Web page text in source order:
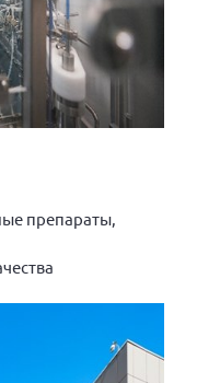
препараты,